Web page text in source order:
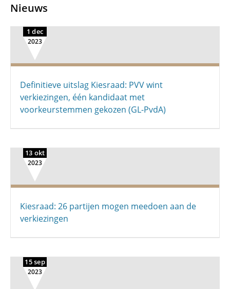
Nieuws
1 dec
2023
Definitieve uitslag Kiesraad: PVV wint
verkiezingen, één kandidaat met
voorkeurstemmen gekozen (GL-PvdA)
13 okt
2023
Kiesraad: 26 partijen mogen meedoen aan de
verkiezingen
15 sep
2023